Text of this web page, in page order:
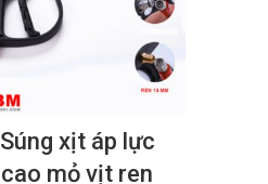
Súng xịt áp lực
cao mỏ vịt ren